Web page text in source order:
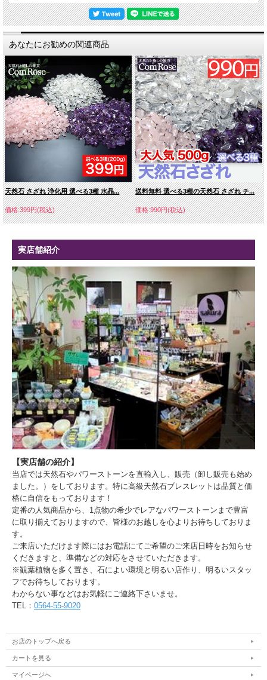
あなたにお勧めの関連商品
天然石 さざれ 浄化用 選べる3種 水晶...
価格:399円(税込)
送料無料 選べる3種の天然石 さざれ チ...
価格:990円(税込)
実店舗紹介
【実店舗の紹介】
当店では天然石やパワーストーンを直輸入し、販売（卸し販売も始め
ました。）をしております。特に高級天然石ブレスレットは品質と価
格に自信をもっております！
定番の人気商品から、1点物の希少でレアなパワーストーンまで豊富
に取り揃えておりますので、皆様のお越しを心よりお待ちしておりま
す。
ご来店いただけます際にはお電話にてご希望のご来店日時をお知らせ
くだきますと、準備などの対応をさせていただきます。
※観葉植物を多く置き、石によい環境と明るい店作り、明るいスタッ
フでお待ちしております。
わからない事などはお気軽にご連絡下さいませ。
TEL： 0564-55-9020
お店のトップへ戻る
カートを見る
マイページへ